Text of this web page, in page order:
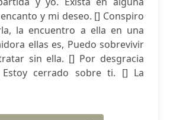
y mi deseo. [] Conspiro
la encuentro a ella en una
ellas es, Puedo sobrevivir
sin ella. [] Por desgracia
cerrado sobre ti. [] La